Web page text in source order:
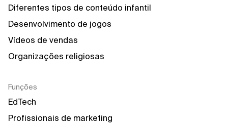
Diferentes tipos de conteúdo infantil
Desenvolvimento de jogos
Vídeos de vendas
Organizações religiosas
Funções
EdTech
Profissionais de marketing